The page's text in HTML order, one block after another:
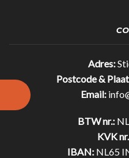
quantityAdres:
Postcode &
Email:
BTW nr.:
KVK
IBAN:NL65